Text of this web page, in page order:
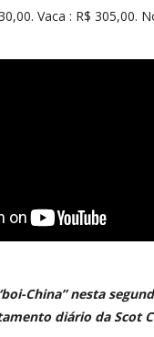
Vaca : R$ 305,00.
China” nesta
diário da Scot